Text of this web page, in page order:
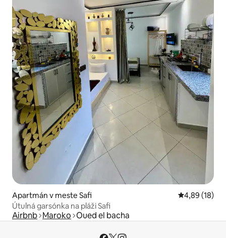
Apartmán v meste Safi Priemerné
4,89 (18)
Útulná garsónka na pláži Safi
Airbnb Maroko Oued el bacha